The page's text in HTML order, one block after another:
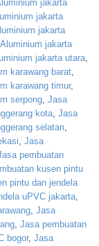
jakarta
jakarta
jakarta
jakarta
jakarta utara,
karawang barat,
karawang timur,
serpong, Jasa
kota, Jasa
selatan,
, Jasa
pembuatan
kusen pintu
pintu dan jendela
uPVC jakarta,
, Jasa
, Jasa pembuatan
bogor, Jasa